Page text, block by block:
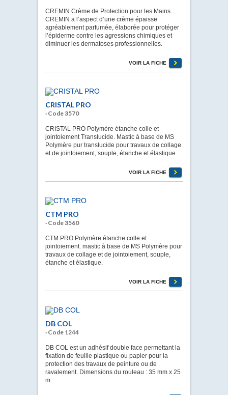
CREMIN Crème de Protection pour les Mains.
CREMIN a l’aspect d’une crème épaisse
agréablement parfumée, élaborée pour protéger
l’épiderme contre les agressions chimiques et
diminuer les dermatoses professionnelles.
VOIR LA FICHE
CRISTAL PRO
· Code 3570
CRISTAL PRO Polymère étanche colle et
jointoiement Translucide. Mastic à base de MS
Polymère pur translucide pour travaux de collage
et de jointoiement, souple, étanche et élastique.
VOIR LA FICHE
CTM PRO
· Code 3560
CTM PRO Polymère étanche colle et
jointoiement. mastic à base de MS Polymère pour
travaux de collage et de jointoiement, souple,
étanche et élastique.
VOIR LA FICHE
DB COL
· Code 1244
DB COL est un adhésif double face permettant la
fixation de feuille plastique ou papier pour la
protection des travaux de peinture ou de
ravalement. Dimensions du rouleau : 35 mm x 25
m.